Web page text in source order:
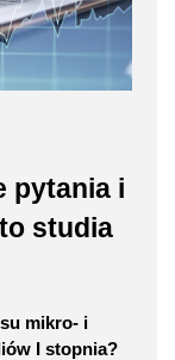
pytania i
studia
mikro- i
I stopnia?